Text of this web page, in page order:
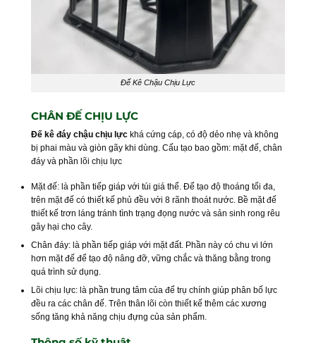
Đế Kê Chậu Chịu Lực
CHÂN ĐẾ CHỊU LỰC
Đế kê đáy chậu chịu lực khá cứng cáp, có độ dẻo nhẹ và không
bị phai màu và giòn gãy khi dùng. Cấu tạo bao gồm: mặt đế, chân
đáy và phần lõi chịu lực
Mặt đế: là phần tiếp giáp với túi giá thể. Để tạo độ thoáng tối đa,
trên mặt đế có thiết kế phủ đều với 8 rãnh thoát nước. Bề mặt đế
thiết kế trơn láng tránh tình trạng đọng nước và sản sinh rong rêu
gây hại cho cây.
Chân đáy: là phần tiếp giáp với mặt đất. Phần này có chu vi lớn
hơn mặt đế để tạo độ nâng đỡ, vững chắc và thăng bằng trong
quá trình sử dụng.
Lõi chịu lực: là phần trung tâm của để trụ chính giúp phân bố lực
đều ra các chân đế. Trên thân lõi còn thiết kế thêm các xương
sống tăng khả năng chịu đựng của sản phẩm.